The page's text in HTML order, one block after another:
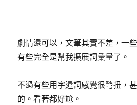
劇情還可以，文筆其實不差，一
有些完全是幫我擴展詞彙量了。
不過有些用字遣詞感覺很彆扭，
的。看著都好尬。